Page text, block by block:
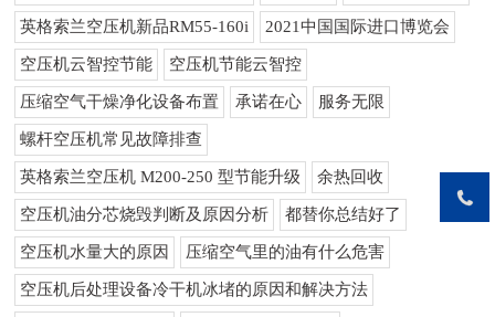
英格索兰空压机新品RM55-160i 2021中国国际进口博览会
空压机云智控节能 空压机节能云智控
压缩空气干燥净化设备布置 承诺在心 服务无限
螺杆空压机常见故障排查
英格索兰空压机 M200-250 型节能升级 余热回收
空压机油分芯烧毁判断及原因分析 都替你总结好了
空压机水量大的原因 压缩空气里的油有什么危害
空压机后处理设备冷干机冰堵的原因和解决方法